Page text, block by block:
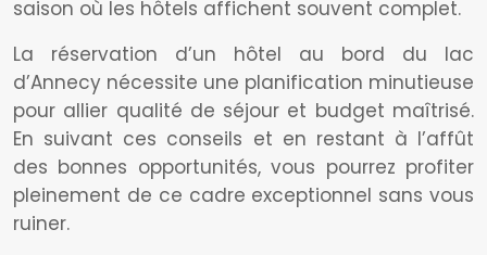
saison où les hôtels affichent souvent complet.
La réservation d’un hôtel au bord du lac
d’Annecy nécessite une planification minutieuse
pour allier qualité de séjour et budget maîtrisé.
En suivant ces conseils et en restant à l’affût
des bonnes opportunités, vous pourrez profiter
pleinement de ce cadre exceptionnel sans vous
ruiner.